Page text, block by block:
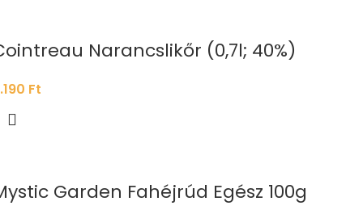
Narancslikőr (0,7l; 40%)
Ft
Garden Fahéjrúd Egész 100g